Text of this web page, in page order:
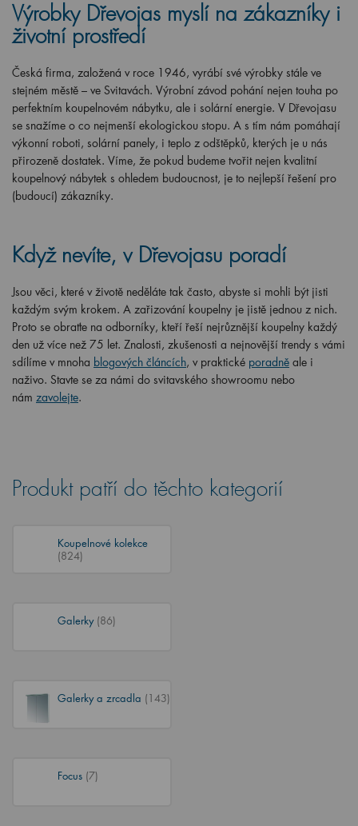
Výrobky Dřevojas myslí na zákazníky i
životní prostředí
Česká firma, založená v roce 1946, vyrábí své výrobky stále ve
stejném městě – ve Svitavách. Výrobní závod pohání nejen touha po
perfektním koupelnovém nábytku, ale i solární energie. V Dřevojasu
se snažíme o co nejmenší ekologickou stopu. A s tím nám pomáhají
výkonní roboti, solární panely, i teplo z odštěpků, kterých je u nás
přirozeně dostatek. Víme, že pokud budeme tvořit nejen kvalitní
koupelnový nábytek s ohledem budoucnost, je to nejlepší řešení pro
(budoucí) zákazníky.
Když nevíte, v Dřevojasu poradí
Jsou věci, které v životě neděláte tak často, abyste si mohli být jisti
každým svým krokem. A zařizování koupelny je jistě jednou z nich.
Proto se obraťte na odborníky, kteří řeší nejrůznější koupelny každý
den už více než 75 let. Znalosti, zkušenosti a nejnovější trendy s vámi
sdílíme v mnoha blogových článcích, v praktické poradně ale i
naživo. Stavte se za námi do svitavského showroomu nebo
nám zavolejte.
Produkt patří do těchto kategorií
Koupelnové kolekce
(824)
Galerky (86)
Galerky a zrcadla (143)
Focus (7)